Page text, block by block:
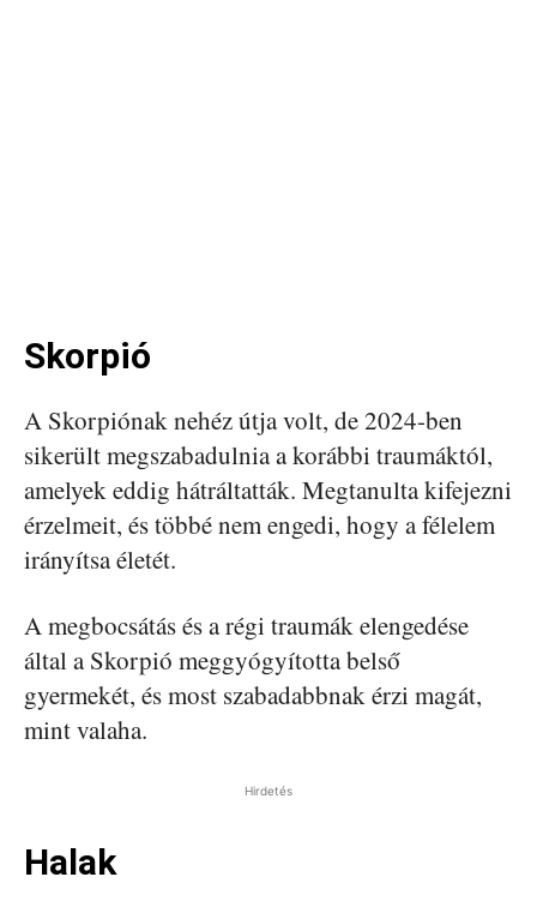
Skorpió
A Skorpiónak nehéz útja volt, de 2024-ben
sikerült megszabadulnia a korábbi traumáktól,
amelyek eddig hátráltatták. Megtanulta kifejezni
érzelmeit, és többé nem engedi, hogy a félelem
irányítsa életét.
A megbocsátás és a régi traumák elengedése
által a Skorpió meggyógyította belső
gyermekét, és most szabadabbnak érzi magát,
mint valaha.
Hirdetés
Halak